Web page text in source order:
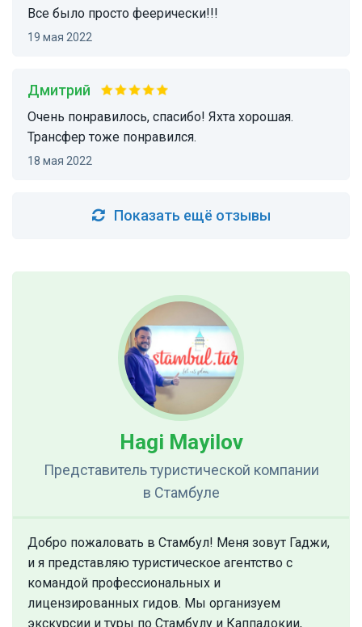
Все было просто феерически!!!
19 мая 2022
Дмитрий
Очень понравилось, спасибо! Яхта хорошая.
Трансфер тоже понравился.
18 мая 2022
Показать ещё отзывы
Hagi Mayilov
Представитель туристической компании
в Стамбуле
Добро пожаловать в Стамбул! Меня зовут Гаджи,
и я представляю туристическое агентство с
командой профессиональных и
лицензированных гидов. Мы организуем
экскурсии и туры по Стамбулу и Каппадокии,